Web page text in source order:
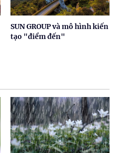
SUN GROUP và mô hình kiến
tạo "điểm đến"